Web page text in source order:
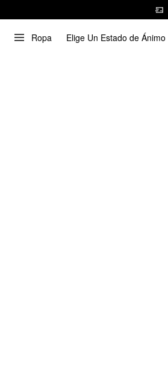
Ropa Elige Un Estado de Ánimo